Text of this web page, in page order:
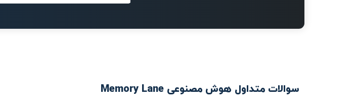
سوالات متداول هوش مصنوعی Memory Lane